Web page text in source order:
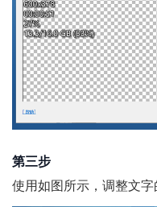
第三步
使用如图所示，调整文字